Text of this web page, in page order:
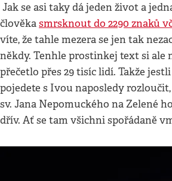
Jak se asi taky dá jeden život a
člověkasmrsknout do 2290 znaků
víte, že tahle mezera se jen tak
někdy. Tenhle prostinkej text si ale
přečetlo přes 29 tisíc lidí. Takže
pojedete s Ivou naposledy
sv. Jana Nepomuckého na Zelené
dřív. Ať se tam všichni spořádaně